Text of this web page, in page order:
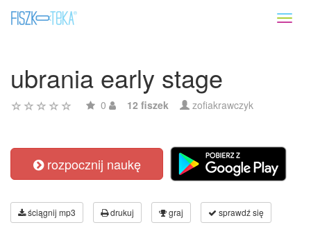
ubrania early stage
0 12 fiszek zofiakrawczyk
rozpocznij naukę
ściągnij mp3 drukuj graj sprawdź się